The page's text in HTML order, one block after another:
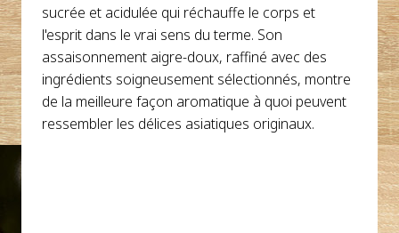
sucrée et acidulée qui réchauffe le corps et
l'esprit dans le vrai sens du terme. Son
assaisonnement aigre-doux, raffiné avec des
ingrédients soigneusement sélectionnés, montre
de la meilleure façon aromatique à quoi peuvent
ressembler les délices asiatiques originaux.